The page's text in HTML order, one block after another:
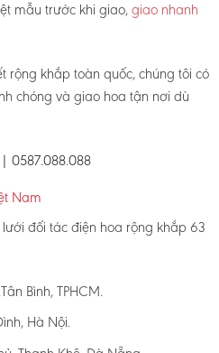
mẫu trước khi giao,giao nhanh
rộng khắp toàn quốc, chúng tôi có
chóng và giao hoa tận nơi dù
0587.088.088
Nam
đối tác điện hoa rộng khắp 63
Bình, TPHCM.
Hà Nội.